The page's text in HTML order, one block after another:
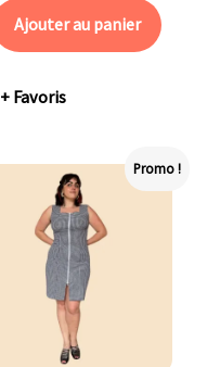
Ajouter au panier
+ Favoris
Promo !